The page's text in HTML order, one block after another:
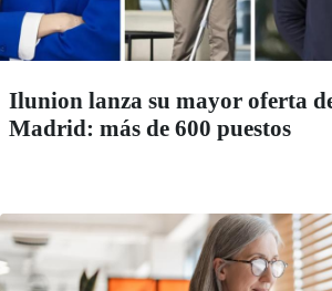
Ilunion lanza su mayor oferta
Madrid: más de 600 puestos